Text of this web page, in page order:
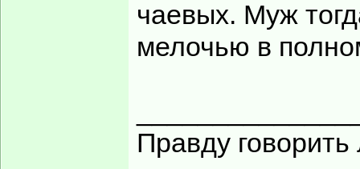
чаевых. Муж
мелочью в
Правду